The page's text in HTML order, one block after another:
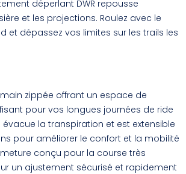
déperlant DWR repousse
et les projections. Roulez avec le
et dépassez vos limites sur les trails les
zippée offrant un espace de
pour vos longues journées de ride
évacue la transpiration et est extensible
pour améliorer le confort et la mobilité
conçu pour la course très
un ajustement sécurisé et rapidement